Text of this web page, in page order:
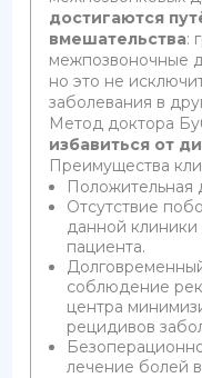
достигаются
вмешательства:
межпозвоночные
но это не
заболевания в
Метод доктора
избавиться от
Преимущества
Положительная
Отсутствие
данной
пациента.
соблюдение
центра
рецидивов
лечение болей